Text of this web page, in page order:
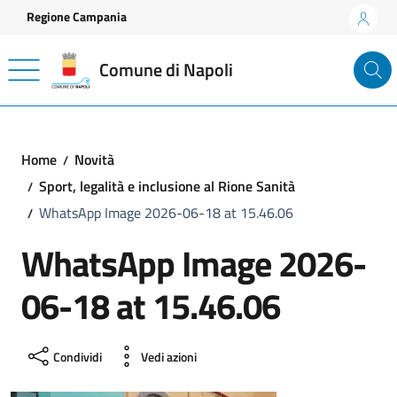
Vai ai contenuti
Vai al footer
Regione Campania
Comune di Napoli
Home
Novità
Sport, legalità e inclusione al Rione Sanità
WhatsApp Image 2026-06-18 at 15.46.06
WhatsApp Image 2026-
06-18 at 15.46.06
Condividi Vedi azioni